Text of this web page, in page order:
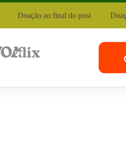
Doação ao final do post